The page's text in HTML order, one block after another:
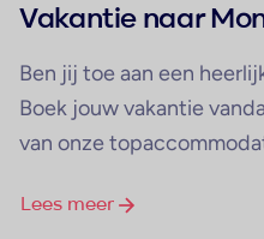
Vakantie naar
Ben jij toe aan een
Boek jouw vakantie
van onze
Lees meer